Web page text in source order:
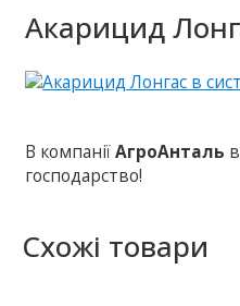
Акарицид
В компаніїАгроАнталь
господарство!
Схожі товари